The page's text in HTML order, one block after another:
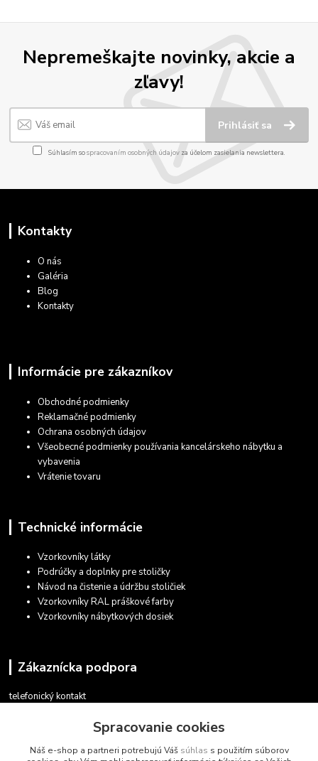
Nepremeškajte novinky, akcie a
zľavy!
Prihlásiť sa
Súhlasím sospracovaním osobných údajov za účelom zasielania newslettera.
Kontakty
O nás
Galéria
Blog
Kontakty
Informácie pre zákazníkov
Obchodné podmienky
Reklamačné podmienky
Ochrana osobných údajov
Všeobecné podmienky používania kancelárskeho nábytku a
vybavenia
Vrátenie tovaru
Technické informácie
Vzorkovníky látky
Podrúčky a doplnky pre stoličky
Návod na čistenie a údržbu stoličiek
Vzorkovníky RAL práškové farby
Vzorkovníky nábytkových dosiek
Zákaznícka podpora
telefonický kontakt
v pracovných dňoch 08.30 - 16.00
obchod@marketsk.sk
Spracovanie cookies
Náš e-shop a partneri potrebujú Váš súhlas s použitím súborov